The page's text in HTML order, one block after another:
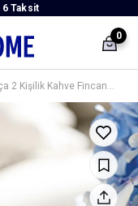
6 Taksit
0
Gingko Biloba New Bone 4 Parça 2 Kişilik Kahve Fincan Takımı Lacivert-Beyaz